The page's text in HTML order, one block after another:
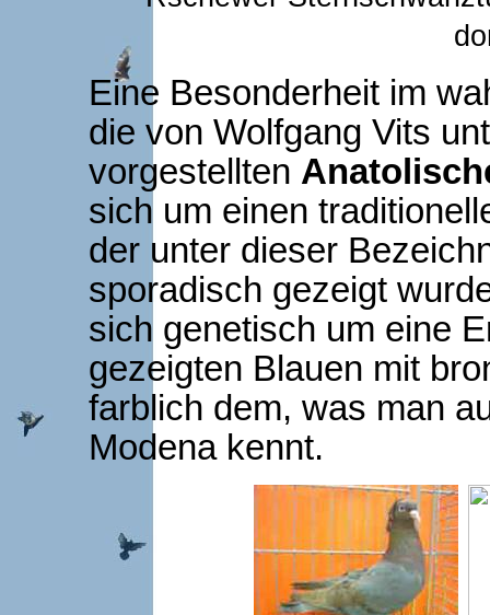
Eine Besonderheit im
die von Wolfgang Vits
vorgestellten
sich um einen
der unter dieser
sporadisch gezeigt
sich genetisch um eine
gezeigten Blauen mit
farblich dem, was man
Modena kennt.